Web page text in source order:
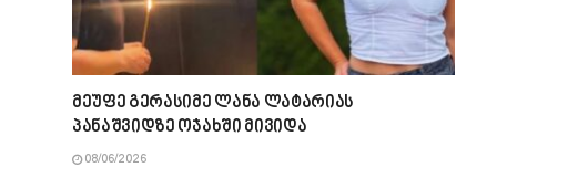
მეუფე გერასიმე ლანა ლატარიას
პანაშვიდზე ოჯახში მივიდა
08/06/2026